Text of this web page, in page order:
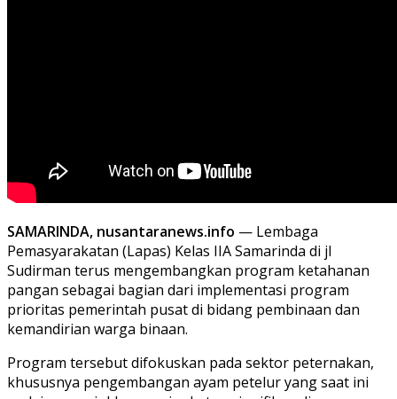
SAMARINDA, nusantaranews.info — Lembaga
Pemasyarakatan (Lapas) Kelas IIA Samarinda di jl
Sudirman terus mengembangkan program ketahanan
pangan sebagai bagian dari implementasi program
prioritas pemerintah pusat di bidang pembinaan dan
kemandirian warga binaan.
Program tersebut difokuskan pada sektor peternakan,
khususnya pengembangan ayam petelur yang saat ini